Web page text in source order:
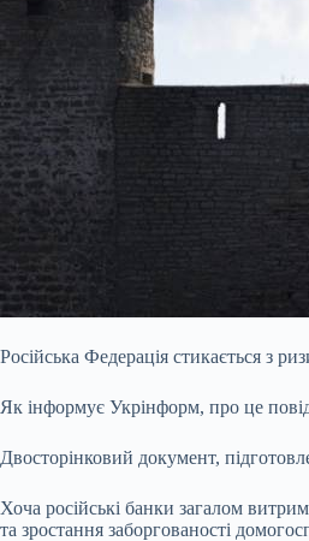
Російська Федерація стикається з
Як інформує Укрінформ, про це
Двосторінковий документ,
Хоча російські банки загалом
та зростання заборгованості